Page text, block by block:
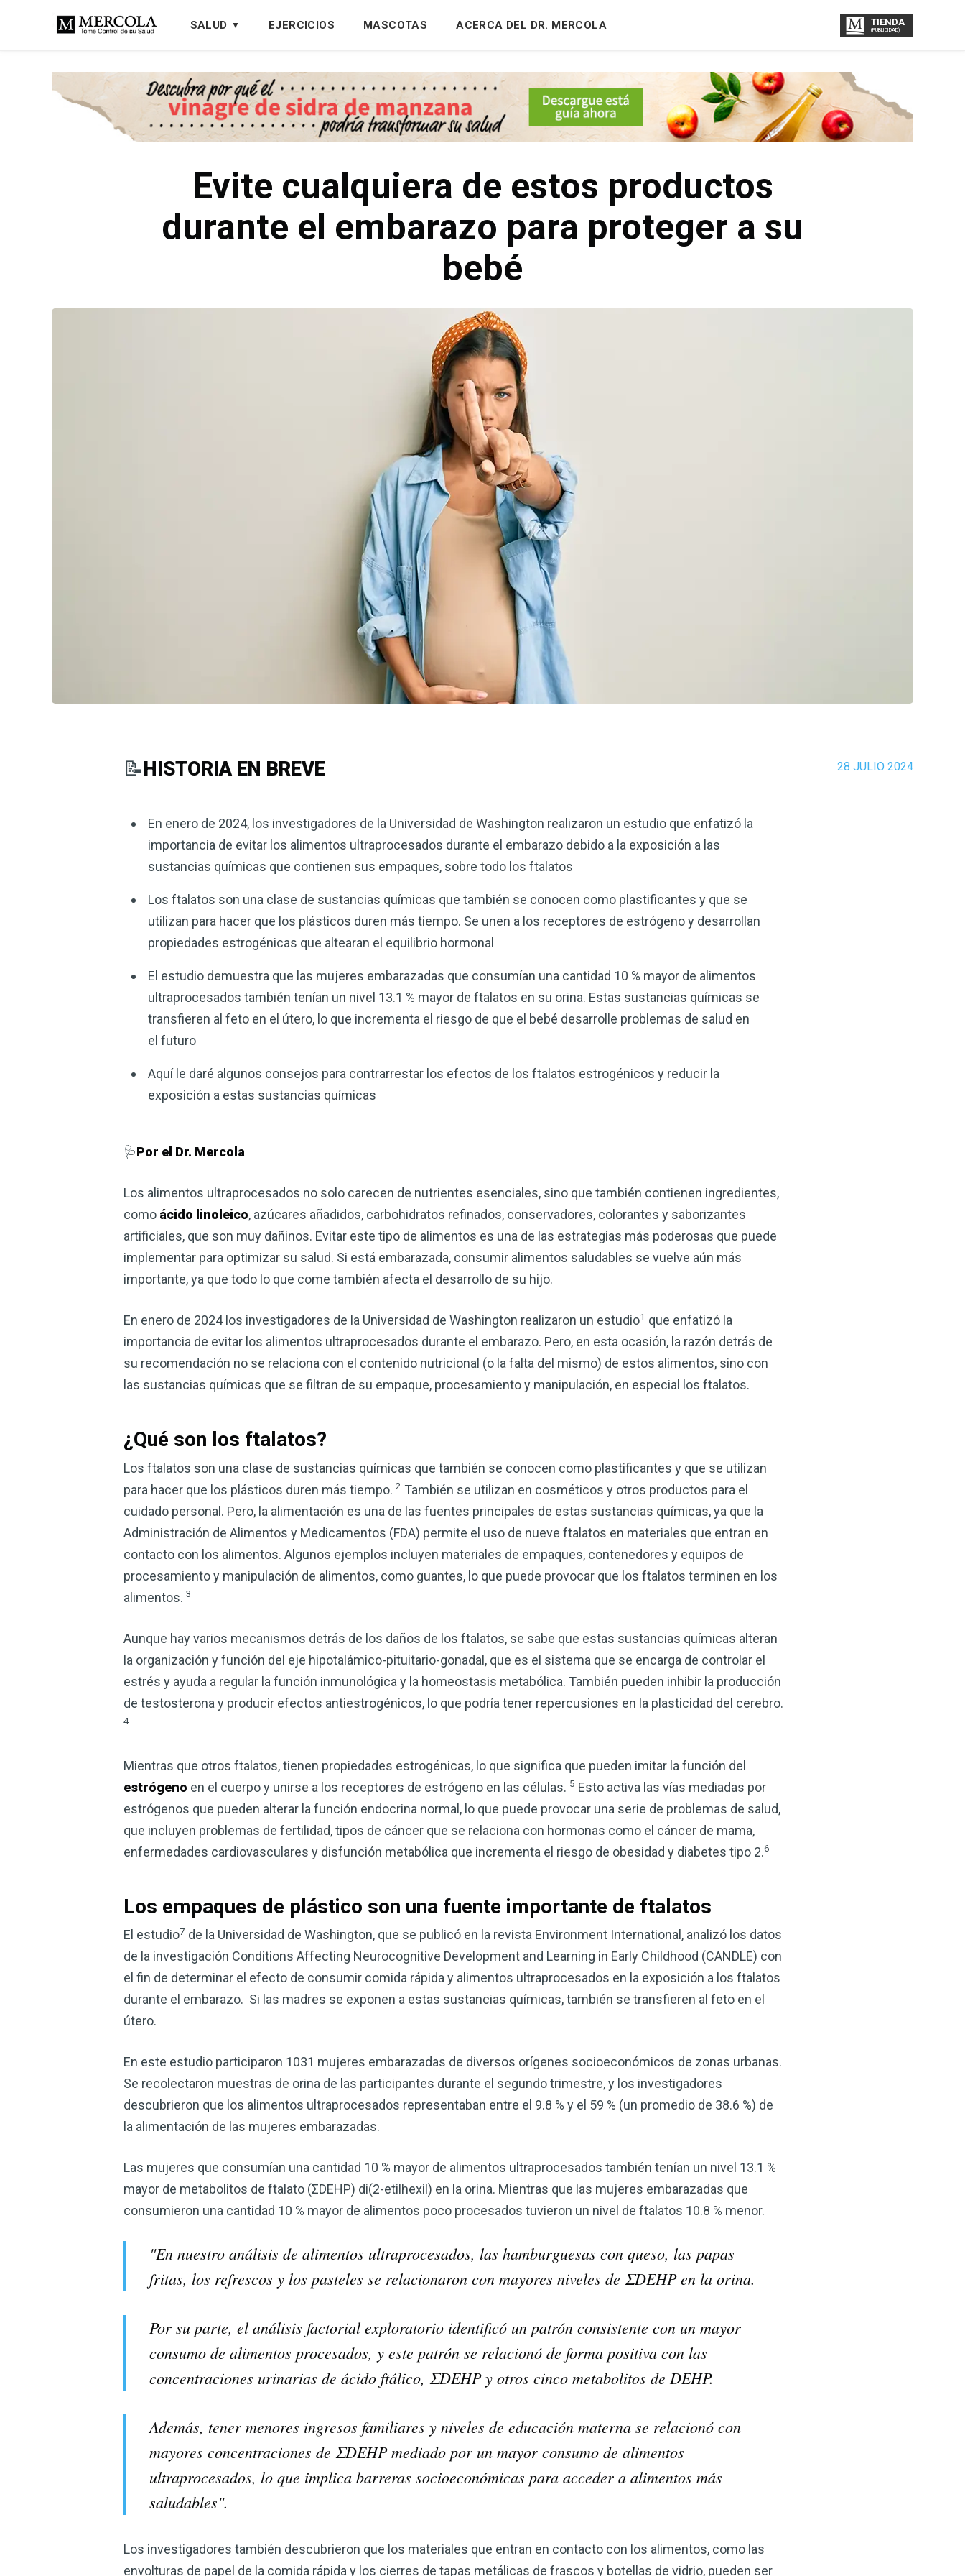
SALUD EJERCICIOS MASCOTAS ACERCA DEL DR. MERCOLA TIENDA
(PUBLICIDAD)
Evite cualquiera de estos productos
durante el embarazo para proteger a su
bebé
28 JULIO 2024
📝HISTORIA EN BREVE
En enero de 2024, los investigadores de la Universidad de Washington realizaron un estudio que enfatizó la
importancia de evitar los alimentos ultraprocesados ​​durante el embarazo debido a la exposición a las
sustancias químicas que contienen sus empaques, sobre todo los ftalatos
Los ftalatos son una clase de sustancias químicas que también se conocen como plastificantes y que se
utilizan para hacer que los plásticos duren más tiempo. Se unen a los receptores de estrógeno y desarrollan
propiedades estrogénicas que altearan el equilibrio hormonal
El estudio demuestra que las mujeres embarazadas que consumían una cantidad 10 % mayor de alimentos
ultraprocesados ​​también tenían un nivel 13.1 % mayor de ftalatos en su orina. Estas sustancias químicas se
transfieren al feto en el útero, lo que incrementa el riesgo de que el bebé desarrolle problemas de salud en
el futuro
Aquí le daré algunos consejos para contrarrestar los efectos de los ftalatos estrogénicos y reducir la
exposición a estas sustancias químicas
🩺Por el Dr. Mercola
Los alimentos ultraprocesados ​​no solo carecen de nutrientes esenciales, sino que también contienen ingredientes,
como ácido linoleico, azúcares añadidos, carbohidratos refinados, conservadores, colorantes y saborizantes
artificiales, que son muy dañinos. Evitar este tipo de alimentos es una de las estrategias más poderosas que puede
implementar para optimizar su salud. Si está embarazada, consumir alimentos saludables se vuelve aún más
importante, ya que todo lo que come también afecta el desarrollo de su hijo.
En enero de 2024 los investigadores de la Universidad de Washington realizaron un estudio1 que enfatizó la
importancia de evitar los alimentos ultraprocesados ​​durante el embarazo. Pero, en esta ocasión, la razón detrás de
su recomendación no se relaciona con el contenido nutricional (o la falta del mismo) de estos alimentos, sino con
las sustancias químicas que se filtran de su empaque, procesamiento y manipulación, en especial los ftalatos.
¿Qué son los ftalatos?
Los ftalatos son una clase de sustancias químicas que también se conocen como plastificantes y que se utilizan
para hacer que los plásticos duren más tiempo. 2 También se utilizan en cosméticos y otros productos para el
cuidado personal. Pero, la alimentación es una de las fuentes principales de estas sustancias químicas, ya que la
Administración de Alimentos y Medicamentos (FDA) permite el uso de nueve ftalatos en materiales que entran en
contacto con los alimentos. Algunos ejemplos incluyen materiales de empaques, contenedores y equipos de
procesamiento y manipulación de alimentos, como guantes, lo que puede provocar que los ftalatos terminen en los
alimentos. 3
Aunque hay varios mecanismos detrás de los daños de los ftalatos, se sabe que estas sustancias químicas alteran
la organización y función del eje hipotalámico-pituitario-gonadal, que es el sistema que se encarga de controlar el
estrés y ayuda a regular la función inmunológica y la homeostasis metabólica. También pueden inhibir la producción
de testosterona y producir efectos antiestrogénicos, lo que podría tener repercusiones en la plasticidad del cerebro.
4
Mientras que otros ftalatos, tienen propiedades estrogénicas, lo que significa que pueden imitar la función del
estrógeno en el cuerpo y unirse a los receptores de estrógeno en las células. 5 Esto activa las vías mediadas por
estrógenos que pueden alterar la función endocrina normal, lo que puede provocar una serie de problemas de salud,
que incluyen problemas de fertilidad, tipos de cáncer que se relaciona con hormonas como el cáncer de mama,
enfermedades cardiovasculares y disfunción metabólica que incrementa el riesgo de obesidad y diabetes tipo 2.6
Los empaques de plástico son una fuente importante de ftalatos
El estudio7 de la Universidad de Washington, que se publicó en la revista Environment International, analizó los datos
de la investigación Conditions Affecting Neurocognitive Development and Learning in Early Childhood (CANDLE) con
el fin de determinar el efecto de consumir comida rápida y alimentos ultraprocesados en la exposición a los ftalatos
durante el embarazo. Si las madres se exponen a estas sustancias químicas, también se transfieren al feto en el
útero.
En este estudio participaron 1031 mujeres embarazadas de diversos orígenes socioeconómicos de zonas urbanas.
Se recolectaron muestras de orina de las participantes durante el segundo trimestre, y los investigadores
descubrieron que los alimentos ultraprocesados ​​representaban entre el 9.8 % y el 59 % (un promedio de 38.6 %) de
la alimentación de las mujeres embarazadas.
Las mujeres que consumían una cantidad 10 % mayor de alimentos ultraprocesados ​​también tenían un nivel 13.1 %
mayor de metabolitos de ftalato (ΣDEHP) di(2-etilhexil) en la orina. Mientras que las mujeres embarazadas que
consumieron una cantidad 10 % mayor de alimentos poco procesados ​​tuvieron un nivel de ftalatos 10.8 % menor.
"En nuestro análisis de alimentos ultraprocesados, las hamburguesas con queso, las papas
fritas, los refrescos y los pasteles se relacionaron con mayores niveles de ΣDEHP en la orina.
Por su parte, el análisis factorial exploratorio identificó un patrón consistente con un mayor
consumo de alimentos procesados, y este patrón se relacionó de forma positiva con las
concentraciones urinarias de ácido ftálico, ΣDEHP y otros cinco metabolitos de DEHP.
Además, tener menores ingresos familiares y niveles de educación materna se relacionó con
mayores concentraciones de ΣDEHP mediado por un mayor consumo de alimentos
ultraprocesados, lo que implica barreras socioeconómicas para acceder a alimentos más
saludables".
Los investigadores también descubrieron que los materiales que entran en contacto con los alimentos, como las
envolturas de papel de la comida rápida y los cierres de tapas metálicas de frascos y botellas de vidrio, pueden ser
Mejore su salud de forma natural con el
vinagre de sidra de manzana — Obtenga
mi guía ahora
El vinagre de sidra de manzana (VSM) es uno de los
remedios más versátiles de la naturaleza, ya sea que
complemento para su rutina de salud.
¡Descubra todo lo que el VSM puede hacer por su salud!
DESCÁRGUELA AHORA